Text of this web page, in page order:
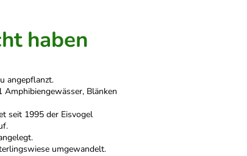
haben
angepflanzt.
Blänken
seit 1995 der Eisvogel
umgewandelt.